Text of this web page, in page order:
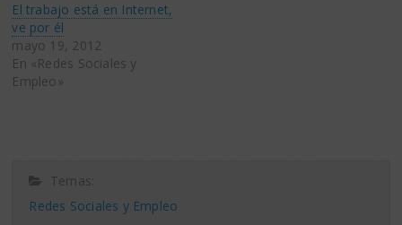
El trabajo está en Internet,
ve por él
mayo 19, 2012
En «Redes Sociales y
Empleo»
Temas:
Redes Sociales y Empleo